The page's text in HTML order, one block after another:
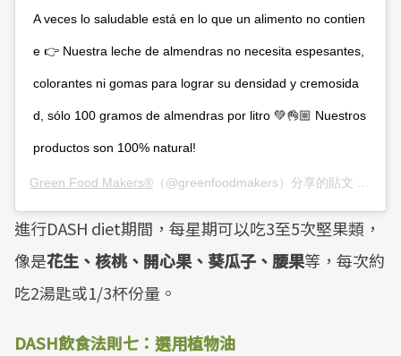
A veces lo saludable está en lo que un alimento no contien
e 👉 Nuestra leche de almendras no necesita espesantes,
colorantes ni gomas para lograr su densidad y cremosida
d, sólo 100 gramos de almendras por litro 💚👌🏼 Nuestros
productos son 100% natural!
Green Food Makers® （@greenfoodmakers）分享的貼文 於
進行DASH diet期間，每星期可以吃3至5次堅果類，
像是花生、核桃、開心果、葵瓜子、腰果等，每次約
吃2湯匙或1/3杯份量。
DASH飲食法則七：選用植物油